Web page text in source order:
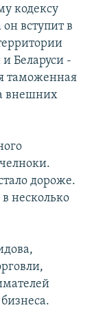
кодексу
вступит в
и Беларуси -
таможенная
внешних
дороже.
несколько